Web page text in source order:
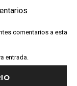
comentarios a esta
entrada.